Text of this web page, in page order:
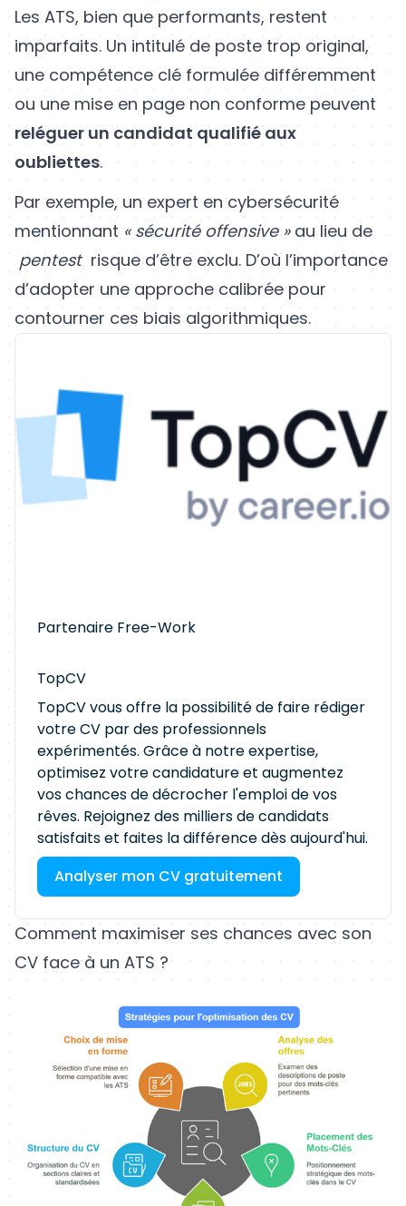
Les ATS, bien que performants, restent
imparfaits. Un intitulé de poste trop original,
une compétence clé formulée différemment
ou une mise en page non conforme peuvent
reléguer un candidat qualifié aux
oubliettes.
Par exemple, un expert en cybersécurité
mentionnant « sécurité offensive »au lieu de
pentest risque d’être exclu. D’où l’importance
d’adopter une approche calibrée pour
contourner ces biais algorithmiques.
Partenaire Free-Work
TopCV
TopCV vous offre la possibilité de faire rédiger
votre CV par des professionnels
expérimentés. Grâce à notre expertise,
optimisez votre candidature et augmentez
vos chances de décrocher l'emploi de vos
rêves. Rejoignez des milliers de candidats
satisfaits et faites la différence dès aujourd'hui.
Analyser mon CV gratuitement
Comment maximiser ses chances avec son
CV face à un ATS ?